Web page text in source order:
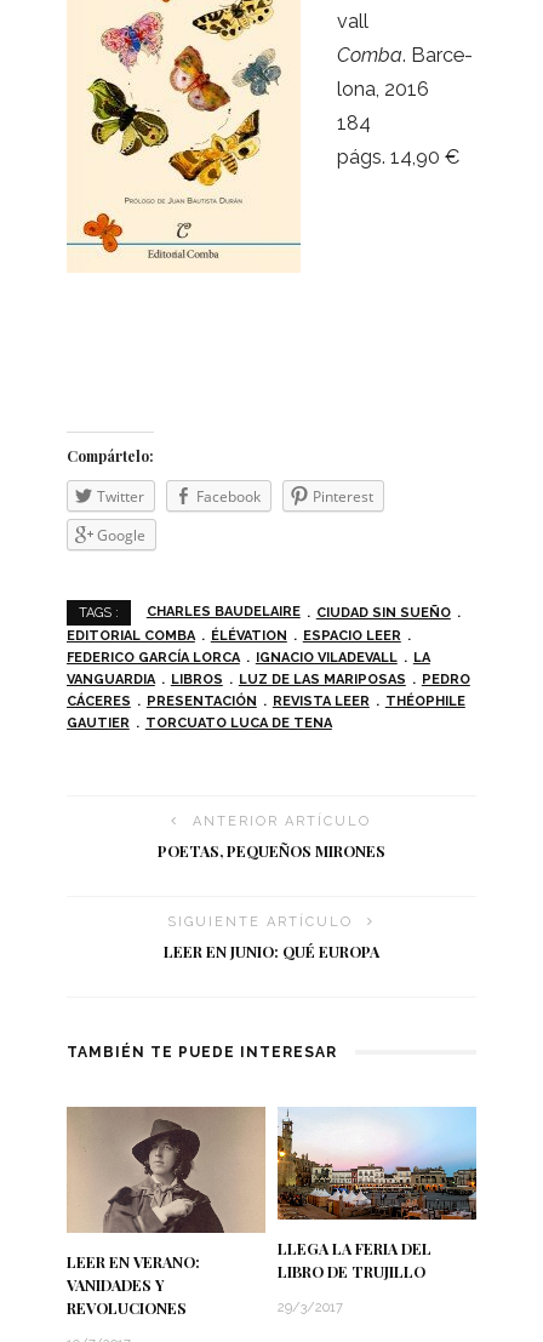
vall
Comba. Bar­ce­
lona, 2016
184
págs. 14,90 €
Com­pár­telo:
Twit­ter Face­book
Pin­te­rest
Goo­gle
TAGS : CHARLES BAUDELAIRE
CIUDAD SIN SUEÑO
EDITORIAL COMBA
ÉLÉVATION
ESPACIO LEER
FEDERICO GARCÍA LORCA
IGNACIO VILADEVALL
LA
VANGUARDIA
LIBROS LUZ DE LAS MARIPOSAS
PEDRO
CÁCERES
PRESENTACIÓN REVISTA LEER
THÉOPHILE
GAUTIER
TORCUATO LUCA DE TENA
ANTERIOR ARTÍCULO
POETAS, PEQUEÑOS MIRONES
SIGUIENTE ARTÍCULO
LEER EN JUNIO: QUÉ EUROPA
TAMBIÉN TE PUEDE INTERESAR
LEER EN VERANO:
VANIDADES Y
REVOLUCIONES
LLEGA LA FERIA DEL
LIBRO DE TRUJILLO
29/3/2017